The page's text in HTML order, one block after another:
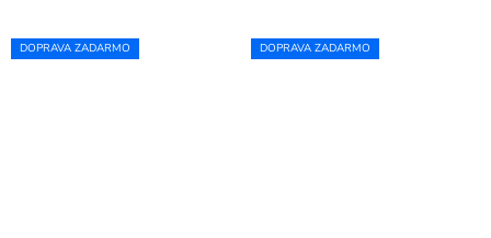
DOPRAVA ZADARMO DOPRAVA ZADARMO